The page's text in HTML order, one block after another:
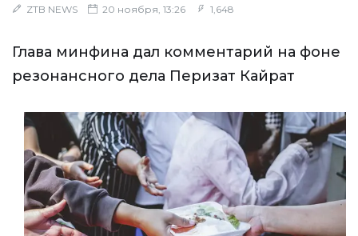
ZTB NEWS 20 ноября, 13:26 1,648
Глава минфина дал комментарий на фоне
резонансного дела Перизат Кайрат